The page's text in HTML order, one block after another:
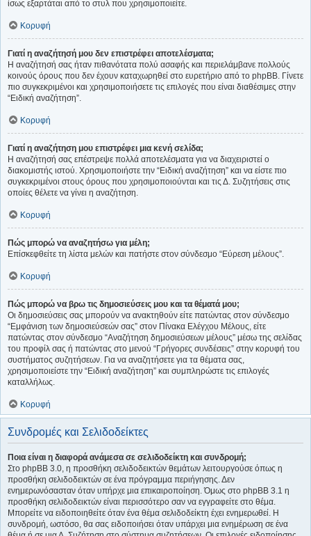
ίσως εξαρτάται από το στυλ που χρησιμοποιείτε.
Κορυφή
Γιατί η αναζήτησή μου δεν επιστρέφει αποτελέσματα;
Η αναζήτησή σας ήταν πιθανότατα πολύ ασαφής και περιελάμβανε πολλούς
κοινούς όρους που δεν έχουν καταχωρηθεί στο ευρετήριο από το phpBB. Γίνετε
πιο συγκεκριμένοι και χρησιμοποιήσετε τις επιλογές που είναι διαθέσιμες στην
“Ειδική αναζήτηση”.
Κορυφή
Γιατί η αναζήτηση μου επιστρέφει μια κενή σελίδα;
Η αναζήτησή σας επέστρεψε πολλά αποτελέσματα για να διαχειριστεί ο
διακομιστής ιστού. Χρησιμοποιήστε την “Ειδική αναζήτηση” και να είστε πιο
συγκεκριμένοι στους όρους που χρησιμοποιούνται και τις Δ. Συζητήσεις στις
οποίες θέλετε να γίνει η αναζήτηση.
Κορυφή
Πώς μπορώ να αναζητήσω για μέλη;
Επίσκεφθείτε τη λίστα μελών και πατήστε στον σύνδεσμο “Εύρεση μέλους”.
Κορυφή
Πώς μπορώ να βρω τις δημοσιεύσεις μου και τα θέματά μου;
Οι δημοσιεύσεις σας μπορούν να ανακτηθούν είτε πατώντας στον σύνδεσμο
“Εμφάνιση των δημοσιεύσεών σας” στον Πίνακα Ελέγχου Μέλους, είτε
πατώντας στον σύνδεσμο “Αναζήτηση δημοσιεύσεων μέλους” μέσω της σελίδας
του προφίλ σας ή πατώντας στο μενού “Γρήγορες συνδέσεις” στην κορυφή του
συστήματος συζητήσεων. Για να αναζητήσετε για τα θέματα σας,
χρησιμοποιείστε την “Ειδική αναζήτηση” και συμπληρώστε τις επιλογές
καταλλήλως.
Κορυφή
Συνδρομές και Σελιδοδείκτες
Ποια είναι η διαφορά ανάμεσα σε σελιδοδείκτη και συνδρομή;
Στο phpBB 3.0, η προσθήκη σελιδοδεικτών θεμάτων λειτουργούσε όπως η
προσθήκη σελιδοδεικτών σε ένα πρόγραμμα περιήγησης. Δεν
ενημερωνόσασταν όταν υπήρχε μια επικαιροποίηση. Όμως στο phpBB 3.1 η
προσθήκη σελιδοδεικτών είναι περισσότερο σαν να εγγραφείτε στο θέμα.
Μπορείτε να ειδοποιηθείτε όταν ένα θέμα σελιδοδείκτη έχει ενημερωθεί. Η
συνδρομή, ωστόσο, θα σας ειδοποιήσει όταν υπάρχει μια ενημέρωση σε ένα